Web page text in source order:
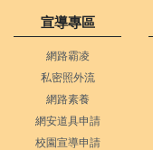
宣導專區
網路霸凌
私密照外流
網路素養
網安道具申請
校園宣導申請